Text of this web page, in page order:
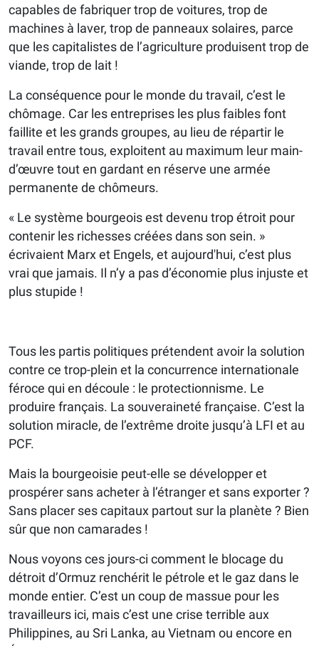
capables de fabriquer trop de voitures, trop de
machines à laver, trop de panneaux solaires, parce
que les capitalistes de l’agriculture produisent trop de
viande, trop de lait !
La conséquence pour le monde du travail, c’est le
chômage. Car les entreprises les plus faibles font
faillite et les grands groupes, au lieu de répartir le
travail entre tous, exploitent au maximum leur main-
d’œuvre tout en gardant en réserve une armée
permanente de chômeurs.
« Le système bourgeois est devenu trop étroit pour
contenir les richesses créées dans son sein. »
écrivaient Marx et Engels, et aujourd'hui, c’est plus
vrai que jamais. Il n’y a pas d’économie plus injuste et
plus stupide !
Tous les partis politiques prétendent avoir la solution
contre ce trop-plein et la concurrence internationale
féroce qui en découle : le protectionnisme. Le
produire français. La souveraineté française. C’est la
solution miracle, de l’extrême droite jusqu’à LFI et au
PCF.
Mais la bourgeoisie peut-elle se développer et
prospérer sans acheter à l’étranger et sans exporter ?
Sans placer ses capitaux partout sur la planète ? Bien
sûr que non camarades !
Nous voyons ces jours-ci comment le blocage du
détroit d’Ormuz renchérit le pétrole et le gaz dans le
monde entier. C’est un coup de massue pour les
travailleurs ici, mais c’est une crise terrible aux
Philippines, au Sri Lanka, au Vietnam ou encore en